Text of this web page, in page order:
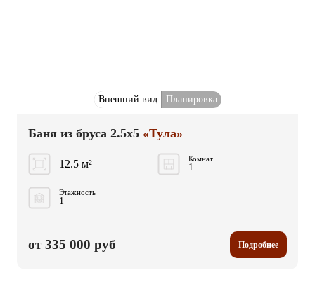
Внешний вид Планировка
Баня из бруса 2.5x5 «Тула»
12.5 м² Комнат
1
Этажность
1
от 335 000 руб Подробнее